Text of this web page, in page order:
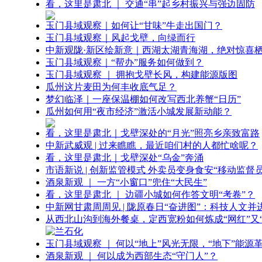
看，这里是肃北 ｜ 交通“串”起乡村振兴与强边固防
玉门县域观察｜如何让“甘味”牛走出国门？
玉门县域观察｜风起戈壁，向绿而行
中新观陇·新区绘新意｜西湖太湖青海湖，绝对惊喜
玉门县域观察｜“帮办”服务如何做到？
玉门县域观察 ｜ 拥抱戈壁长风，构建能源版图
瓜州这片麦田为何丰收底气足？
梦幻临泽｜一座保温棚如何改写西北养蟹“日历”
瓜州如何用“夜市经济”激活小城发展新动能？
看，这里是肃北｜戈壁深处的“月光”照亮乡亲致富路
中新武威观 | 过来瞧瞧，最近咱们村的人都忙啥呢？
看，这里是肃北｜戈壁深处“乌金”奔涌
市语新说 | 创新监管模式 外卖员变身食安“移动监督
酒泉新观 ｜ 一方“小窗口”兜住“大民生”
看，这里是肃北 ｜ 边疆小城如何作答文明“考卷”？
中新网甘肃周周见 | 陇原春日“奋进图”：科技人文并
从西北山沟到海外餐桌，定西宽粉如何炼成“网红”又
玉门县域观察 ｜ 何以“地上”风光无限，“地下”能源
酒泉新观 ｜ 何以成为西部生态“守门人”？